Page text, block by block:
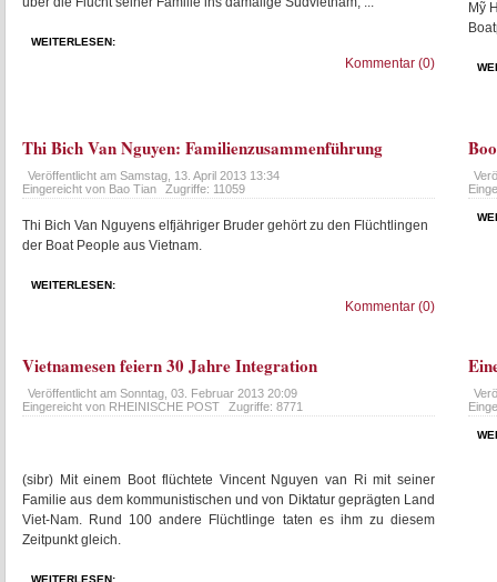
WEITERLESEN:
Kommentar (0)
Mỹ
Thi Bich Van Nguyen: Familienzusammenführung
Veröffentlicht am Samstag, 13. April 2013 13:34
Eingereicht von Bao Tian
Zugriffe: 11059
Thi Bich Van Nguyens elfjähriger Bruder gehört zu den Flüchtlingen
der Boat People aus Vietnam.
WEITERLESEN:
Kommentar (0)
Vietnamesen feiern 30 Jahre Integration
Veröffentlicht am Sonntag, 03. Februar 2013 20:09
Eingereicht von RHEINISCHE POST
Zugriffe: 8771
(sibr) Mit einem Boot flüchtete Vincent Nguyen van Ri mit seiner
Familie aus dem kommunistischen und von Diktatur geprägten Land
Viet-Nam. Rund 100 andere Flüchtlinge taten es ihm zu diesem
Zeitpunkt gleich.
WEITERLESEN: